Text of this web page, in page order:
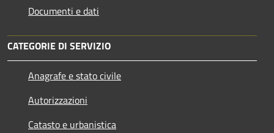
Documenti e dati
CATEGORIE DI SERVIZIO
Anagrafe e stato civile
Autorizzazioni
Catasto e urbanistica